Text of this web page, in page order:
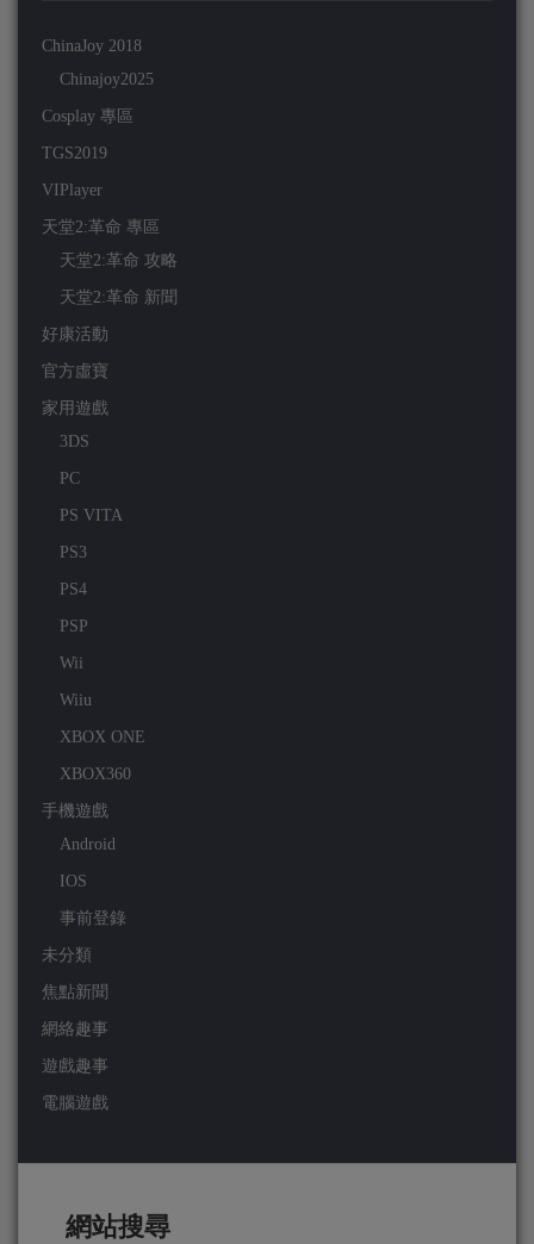
ChinaJoy 2018
Chinajoy2025
Cosplay 專區
TGS2019
VIPlayer
天堂2:革命 專區
天堂2:革命 攻略
天堂2:革命 新聞
好康活動
官方虛寶
家用遊戲
3DS
PC
PS VITA
PS3
PS4
PSP
Wii
Wiiu
XBOX ONE
XBOX360
手機遊戲
Android
IOS
事前登錄
未分類
焦點新聞
網絡趣事
遊戲趣事
電腦遊戲
網站搜尋